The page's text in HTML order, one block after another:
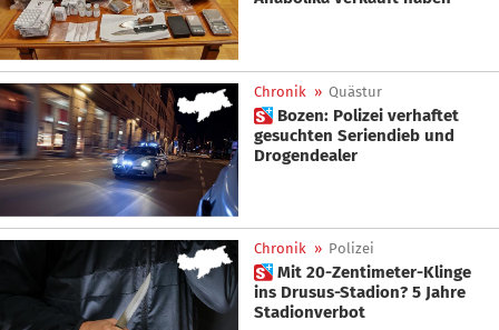
Chronik » Quästur
 Bozen: Polizei verhaftet
gesuchten Seriendieb und
Drogendealer
Chronik » Polizei
 Mit 20-Zentimeter-Klinge
ins Drusus-Stadion? 5 Jahre
Stadionverbot